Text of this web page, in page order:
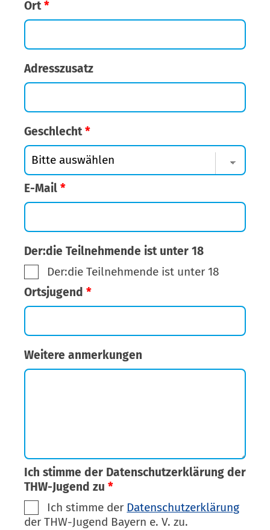
Ort*
Adresszusatz
Geschlecht*
E-Mail *
Der:die Teilnehmende ist unter 18
Der:die Teilnehmende ist unter 18
Ortsjugend *
Weitere anmerkungen
Ich stimme der Datenschutzerklärung der
THW-Jugend zu *
Ich stimme der Datenschutzerklärung
der THW-Jugend Bayern e. V. zu.